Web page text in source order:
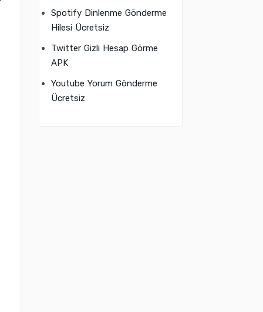
Spotify Dinlenme Gönderme
Hilesi Ücretsiz
Twitter Gizli Hesap Görme
APK
Youtube Yorum Gönderme
Ücretsiz